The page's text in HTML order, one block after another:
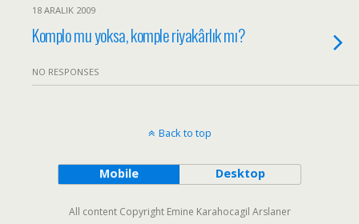
18 ARALIK 2009
Komplo mu yoksa, komple riyakârlık mı?
NO RESPONSES
Back to top
Mobile Desktop
All content Copyright Emine Karahocagil Arslaner